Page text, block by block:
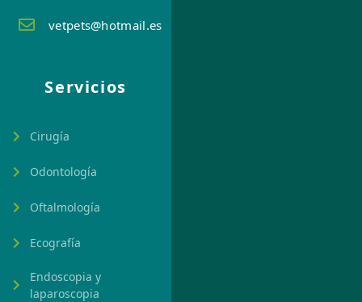
vetpets@hotmail.es
Servicios
Cirugía
Odontología
Oftalmología
Ecografía
Endoscopia y
laparoscopia